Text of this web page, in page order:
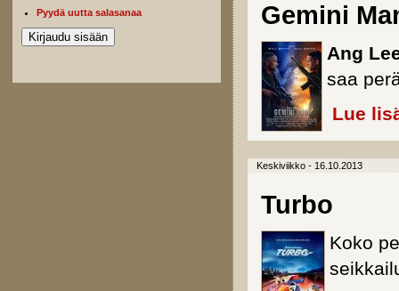
Pyydä uutta salasanaa Gemini
Ang
saa
Lue
Keskiviikko - 16.10.2013
Turbo
Koko